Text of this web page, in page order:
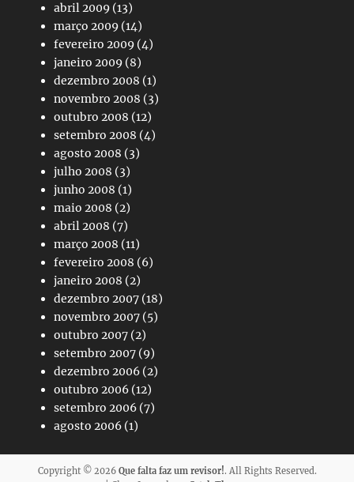
abril 2009 (13)
março 2009 (14)
fevereiro 2009 (4)
janeiro 2009 (8)
dezembro 2008 (1)
novembro 2008 (3)
outubro 2008 (12)
setembro 2008 (4)
agosto 2008 (3)
julho 2008 (3)
junho 2008 (1)
maio 2008 (2)
abril 2008 (7)
março 2008 (11)
fevereiro 2008 (6)
janeiro 2008 (2)
dezembro 2007 (18)
novembro 2007 (5)
outubro 2007 (2)
setembro 2007 (9)
dezembro 2006 (2)
outubro 2006 (12)
setembro 2006 (7)
agosto 2006 (1)
Copyright © 2026 Que falta faz um revisor!. All Rights Reserved.